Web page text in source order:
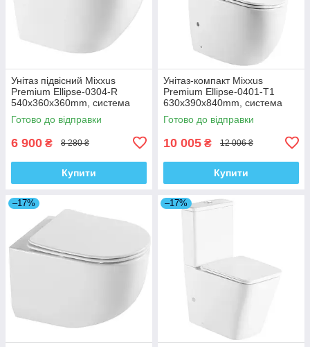
Унітаз підвісний Mixxus
Premium Ellipse-0304-R
540x360x360mm, система
змиву Rimless (MP6466)
Готово до відправки
6 900 ₴ 8 280 ₴
Купити
Унітаз-компакт Mixxus
Premium Ellipse-0401-T1
630x390x840mm, система
змиву TORNADO 1.0
(MP6467)
Готово до відправки
10 005 ₴ 12 006 ₴
Купити
–17% –17%